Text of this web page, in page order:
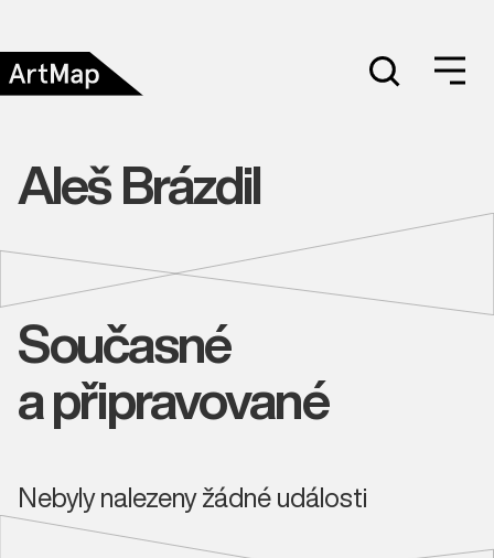
Aleš Brázdil
Současné
a připravované
Nebyly nalezeny žádné události